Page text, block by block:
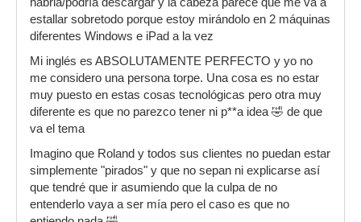
estallar sobretodo porque estoy mirándolo en 2 máquinas
diferentes Windows e iPad a la vez
Mi inglés es ABSOLUTAMENTE PERFECTO y yo no
me considero una persona torpe. Una cosa es no estar
muy puesto en estas cosas tecnológicas pero otra muy
diferente es que no parezco tener ni p**a idea 🤣 de que
va el tema
Imagino que Roland y todos sus clientes no puedan estar
simplemente "pirados" y que no sepan ni explicarse así
que tendré que ir asumiendo que la culpa de no
entenderlo vaya a ser mía pero el caso es que no